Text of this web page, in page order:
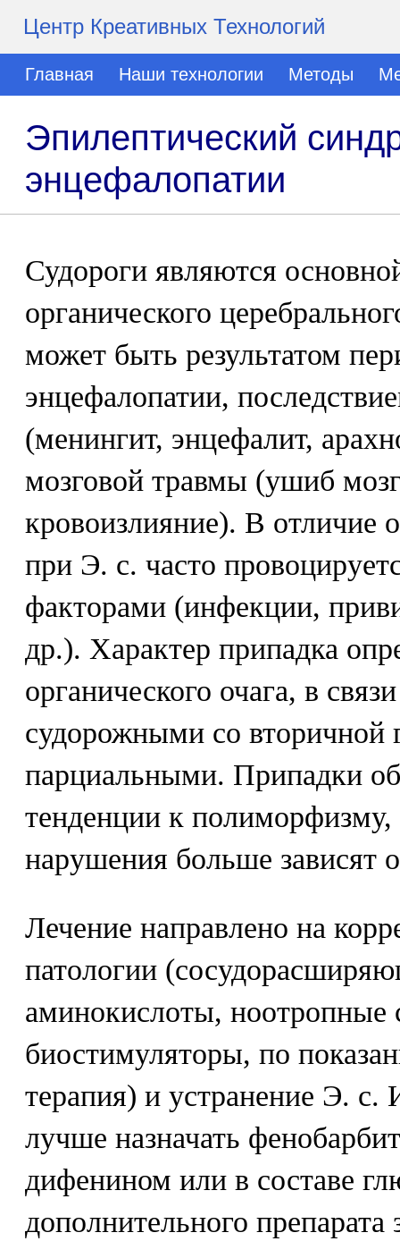
Центр Креативных Технологий
Главная Наши технологии Методы
Эпилептический
энцефалопатии
Судороги являются
органического
может быть результатом
энцефалопатии,
(менингит, энцефалит,
мозговой травмы (ушиб
кровоизлияние). В отличие
при Э. с. часто
факторами (инфекции,
др.). Характер припадка
органического очага, в
судорожными со вторичной
парциальными. Припадки
тенденции к полиморфизму,
нарушения больше зависят
Лечение направлено на
патологии
аминокислоты, ноотропные
биостимуляторы, по
терапия) и устранение Э. с.
лучше назначать
дифенином или в составе
дополнительного препарата